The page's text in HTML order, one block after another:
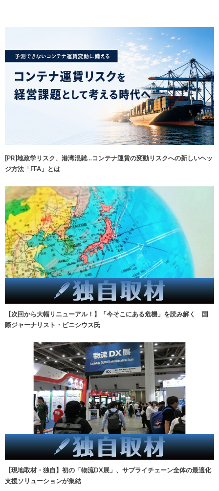
[PR]地政学リスク、港湾混雑…コンテナ運賃の変動リスクへの新しいヘッ
ジ方法「FFA」とは
【次回から大幅リニューアル！】「今そこにある危機」を読み解く 国
際ジャーナリスト・ビニシウス氏
【現地取材・独自】初の「物流DX展」、サプライチェーン全体の最適化
支援ソリューションが集結